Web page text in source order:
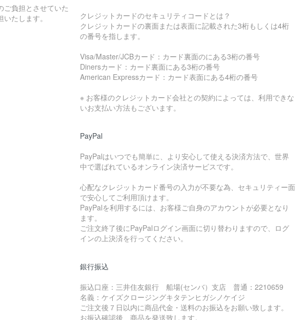
ご負担とさせていた
たします。
クレジットカードのセキュリティコードとは？
クレジットカードの裏面または表面に記載された3桁もしくは4桁
の番号を指します。
Visa/Master/JCBカード：カード裏面のにある3桁の番号
Dinersカード：カード裏面にある3桁の番号
American Expressカード：カード表面にある4桁の番号
※ お客様のクレジットカード会社との契約によっては、利用できな
いお支払い方法もございます。
PayPal
PayPalはいつでも簡単に、より安心して使える決済方法で、世界
中で選ばれているオンライン決済サービスです。
心配なクレジットカード番号の入力が不要な為、セキュリティー面
で安心してご利用頂けます。
PayPalを利用するには、お客様ご自身のアカウントが必要となり
ます。
ご注文終了後にPayPalログイン画面に切り替わりますので、ログ
インの上決済を行ってください。
銀行振込
振込口座：三井住友銀行 船場(センバ）支店 普通：2210659
名義：ケイズクロージングキタテンヒガシノケイジ
ご注文後７日以内に商品代金・送料のお振込をお願い致します。
お振込確認後、商品を発送致します。